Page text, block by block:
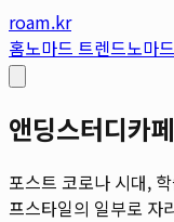
roam.kr
홈노마드 트렌드노마
앤딩스터디카
포스트 코로나 시대,
프스타일의 일부로 자